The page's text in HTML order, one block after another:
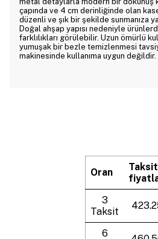
çapında ve 4 cm derinliğinde olan
düzenli ve şık bir şekilde sunmanıza
Doğal ahşap yapısı nedeniyle
farklılıkları görülebilir. Uzun ömürlü
yumuşak bir bezle temizlenmesi
makinesinde kullanıma uygun değildir.
Oran
3
Taksit
6